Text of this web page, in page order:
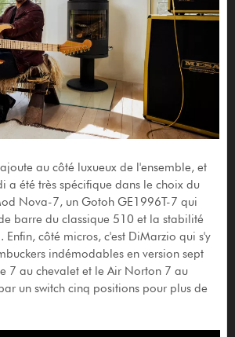
au côté luxueux de l'ensemble, et
a été très spécifique dans le choix du
Nova-7, un Gotoh GE1996T-7 qui
barre du classique 510 et la stabilité
Enfin, côté micros, c'est DiMarzio qui s'y
indémodables en version sept
7 au chevalet et le Air Norton 7 au
un switch cinq positions pour plus de